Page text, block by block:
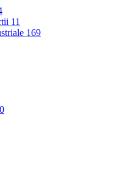
11
169